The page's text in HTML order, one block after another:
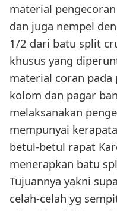
material
dan juga nempel
1/2 dari batu split
khusus yang
material coran pada
kolom dan pagar
melaksanakan
mempunyai
betul-betul rapat
menerapkan batu
Tujuannya yakni
celah-celah yg